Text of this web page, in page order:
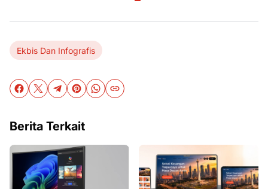
Ekbis Dan Infografis
Berita Terkait